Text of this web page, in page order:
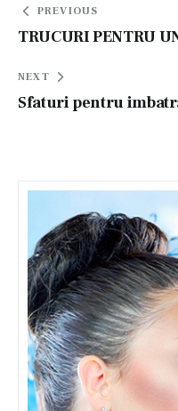
Navigare
în
articole
PREVIOUS
TRUCURI PENTRU
NEXT
Sfaturi pentru